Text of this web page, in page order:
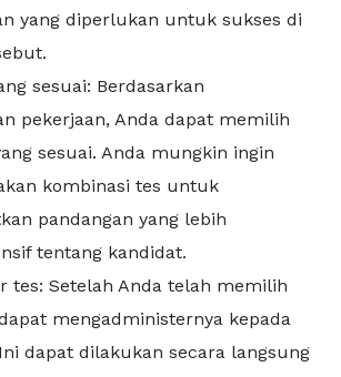
yang diperlukan untuk sukses di
sesuai: Berdasarkan
pekerjaan, Anda dapat memilih
sesuai. Anda mungkin ingin
kombinasi tes untuk
pandangan yang lebih
tentang kandidat.
tes: Setelah Anda telah memilih
mengadministernya kepada
dapat dilakukan secara langsung